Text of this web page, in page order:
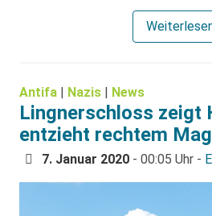
Antifa | Nazis | News
Lingnerschloss zeigt
entzieht rechtem
7. Januar 2020 - 00:05 Uhr -